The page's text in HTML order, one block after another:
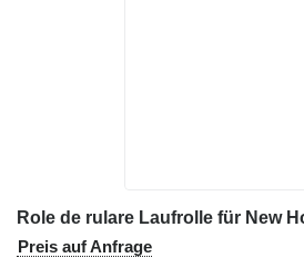
Role de rulare Laufrolle für New
Preis auf Anfrage